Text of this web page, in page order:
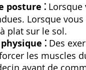
posture ⁚ Lorsque
Lorsque
plat sur le sol.
⁚ Des
les muscles